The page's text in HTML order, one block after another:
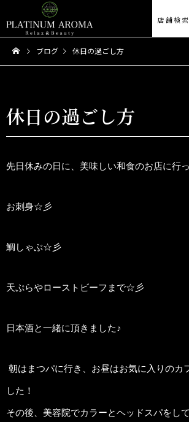
店舗検索
ブログ 休日の過ごし方
休日の過ごし方
先日休みの日に、美味しい和食のお店に行
お刺身☆彡
鯛しゃぶ☆彡
天ぷらやローストビーフまで☆彡
日本酒と一緒に頂きました♪
朝はまつパに行き、お昼はお気に入りのカ
した！
その後、美容院でカラーとヘッドスパをし